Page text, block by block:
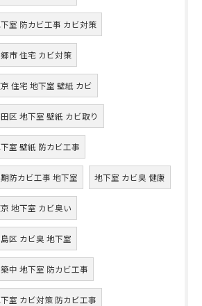
室 防カビ工事 カビ対策
市 住宅 カビ対策
住宅 地下室 壁紙 カビ
区 地下室 壁紙 カビ取り
室 壁紙 防カビ工事
防カビ工事 地下室 地下室 カビ臭 健康
地下室 カビ臭い
区 カビ臭 地下室
中 地下室 防カビ工事
室 カビ対策 防カビ工事